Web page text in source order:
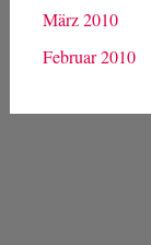
März 2010
Februar 2010